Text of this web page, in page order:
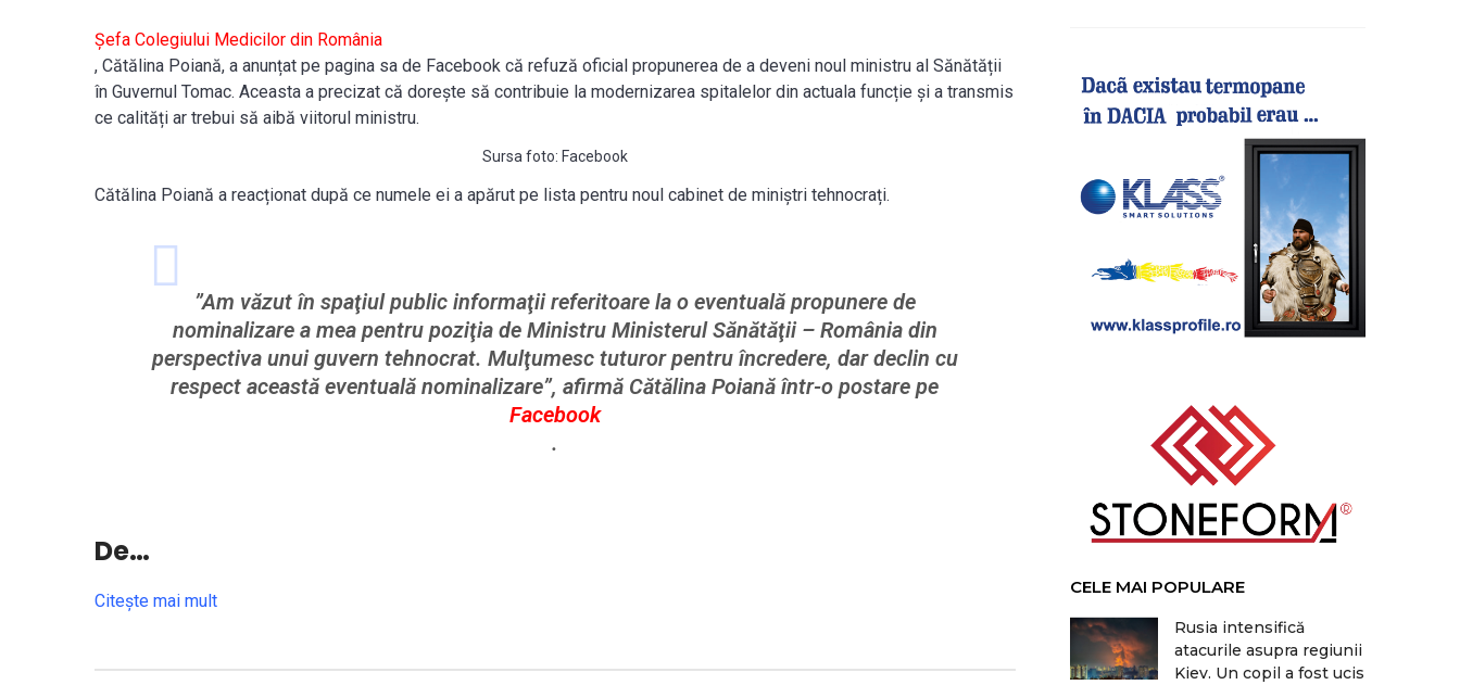
Șefa Colegiului Medicilor din România
, Cătălina Poiană, a anunțat pe pagina sa de Facebook că refuză oficial propunerea de a deveni noul ministru al Sănătății
în Guvernul Tomac. Aceasta a precizat că dorește să contribuie la modernizarea spitalelor din actuala funcție și a transmis
ce calități ar trebui să aibă viitorul ministru.
Sursa foto: Facebook
Cătălina Poiană a reacționat după ce numele ei a apărut pe lista pentru noul cabinet de miniștri tehnocrați.
”Am văzut în spaţiul public informaţii referitoare la o eventuală propunere de
nominalizare a mea pentru poziţia de Ministru Ministerul Sănătăţii – România din
perspectiva unui guvern tehnocrat. Mulţumesc tuturor pentru încredere, dar declin cu
respect această eventuală nominalizare”, afirmă Cătălina Poiană într-o postare pe
Facebook
.
De…
Citeşte mai mult
CELE MAI POPULARE
Rusia intensifică
atacurile asupra regiunii
Kiev. Un copil a fost ucis